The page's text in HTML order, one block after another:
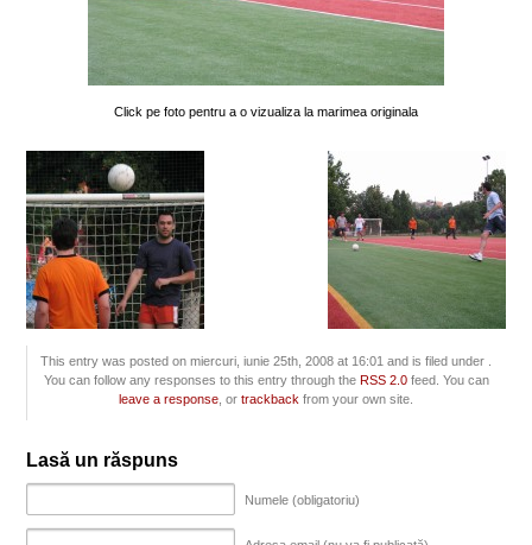
Click pe foto pentru a o vizualiza la marimea originala
This entry was posted on miercuri, iunie 25th, 2008 at 16:01 and is filed under .
You can follow any responses to this entry through the RSS 2.0feed. You can
leave a response , ortrackback from your own site.
Lasă un răspuns
Numele (obligatoriu)